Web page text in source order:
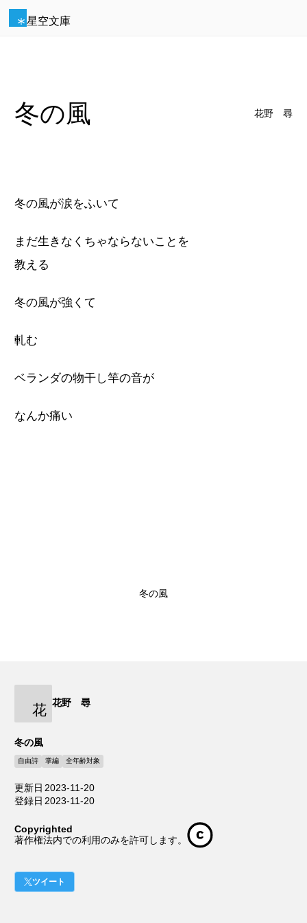
星空文庫
冬の風 花野 尋
冬の風が涙をふいて
まだ生きなくちゃならないことを
教える
冬の風が強くて
軋む
ベランダの物干し竿の音が
なんか痛い
冬の風
花 花野 尋
冬の風
自由詩 掌編 全年齢対象
更新日 2023-11-20
登録日 2023-11-20
Copyrighted
著作権法内での利用のみを許可します。
ツイート